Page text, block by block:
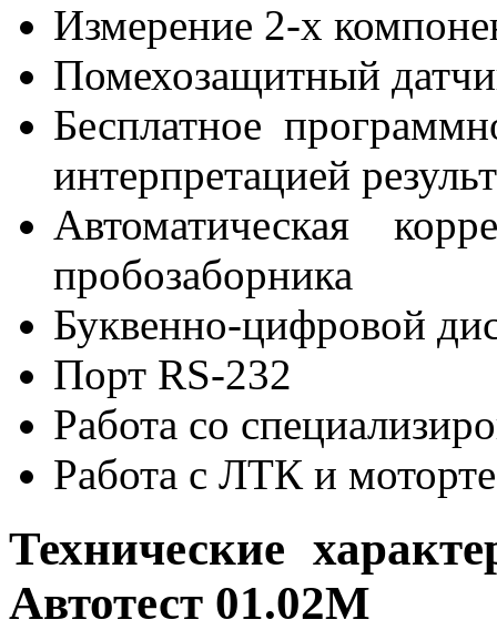
Измерение 2-х
Помехозащитный
Бесплатное
интерпретацией
Автоматическая
пробозаборника
Буквенно-цифровой
Порт RS-232
Работа со
Работа с ЛТК и
Технические
Автотест 01.02М